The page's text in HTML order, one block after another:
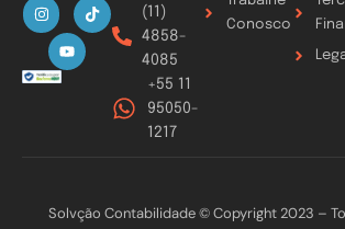
k
e
d
n
e
b
t
a
a
m
t
o
b
e
(11)
4858-
4085
+55 11
95050-
1217
Conosco
Solvção Contabilidade © Copyright 2023 –